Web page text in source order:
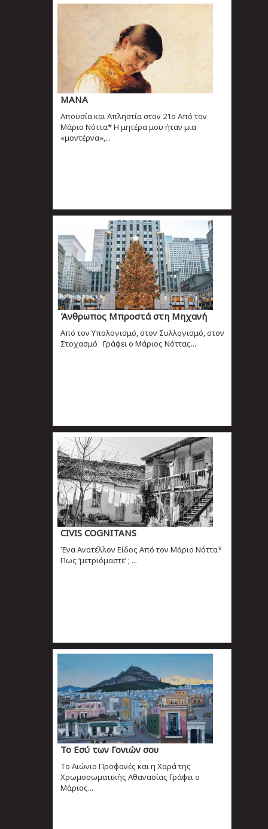
ΜΑΝΑ
Απουσία και Απληστία στον 21ο Από τον
Μάριο Νόττα* Η μητέρα μου ήταν μια
«μοντέρνα»,...
Άνθρωπος Μπροστά στη Μηχανή
Από τον Υπολογισμό, στον Συλλογισμό, στον
Στοχασμό Γράφει ο Μάριος Νόττας...
CIVIS COGNITANS
Ένα Ανατέλλον Είδος Από τον Μάριο Νόττα*
Πως ‘μετριόμαστε’ ; ...
Το Εσύ των Γονιών σου
Το Αιώνιο Προφανές και η Χαρά της
Χρωμοσωματικής Αθανασίας Γράφει ο
Μάριος...